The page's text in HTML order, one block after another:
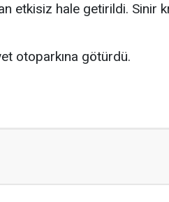
etkisiz hale getirildi.
otoparkına götürdü.